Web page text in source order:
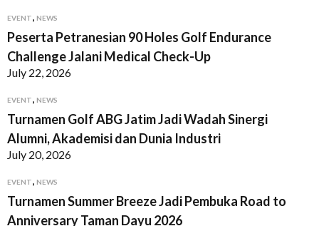
EVENT, NEWS
Peserta Petranesian 90 Holes Golf Endurance
Challenge Jalani Medical Check-Up
July 22, 2026
EVENT, NEWS
Turnamen Golf ABG Jatim Jadi Wadah Sinergi
Alumni, Akademisi dan Dunia Industri
July 20, 2026
EVENT, NEWS
Turnamen Summer Breeze Jadi Pembuka Road to
Anniversary Taman Dayu 2026